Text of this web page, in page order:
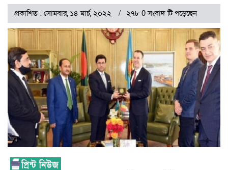
প্রকাশিত : সোমবার, ১৪ মার্চ, ২০২২ ২৭৮ 0 সংবাদ টি পড়েছেন